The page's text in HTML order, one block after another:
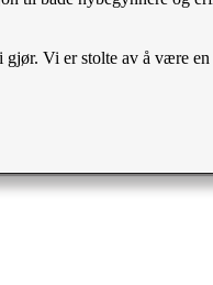
Vi er stolte av å være